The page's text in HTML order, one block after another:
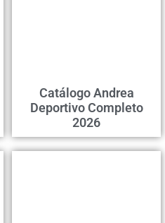
Catálogo Andrea
Deportivo Completo
2026